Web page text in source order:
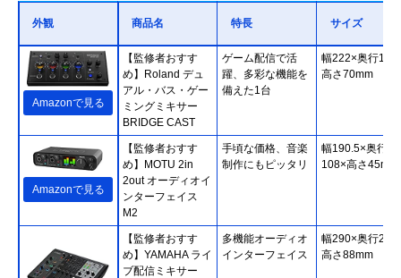
外観 商品名 特長 サイズ
Amazonで見る
【監修者おすす
め】Roland デュ
アル・バス・ゲー
ミングミキサー
BRIDGE CAST
ゲーム配信で活
躍、多彩な機能を
備えた1台
幅222×奥行
高さ70mm
Amazonで見る
【監修者おすす
め】MOTU 2in
2out オーディオイ
ンターフェイス
M2
手頃な価格、音楽
制作にもピッタリ
幅190.5×奥行
108×高さ45mm
【監修者おすす
め】YAMAHA ライ
ブ配信ミキサー
多機能オーディオ
インターフェイス
幅290×奥行
高さ88mm